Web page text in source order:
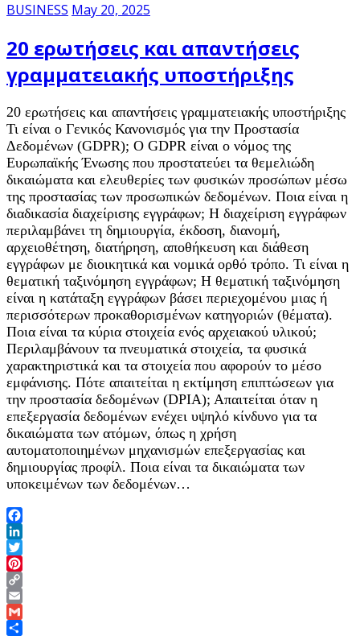
BUSINESS May 20, 2025
20 ερωτήσεις και απαντήσεις
γραμματειακής υποστήριξης
20 ερωτήσεις και απαντήσεις γραμματειακής υποστήριξης
Τι είναι ο Γενικός Κανονισμός για την Προστασία
Δεδομένων (GDPR); Ο GDPR είναι ο νόμος της
Ευρωπαϊκής Ένωσης που προστατεύει τα θεμελιώδη
δικαιώματα και ελευθερίες των φυσικών προσώπων μέσω
της προστασίας των προσωπικών δεδομένων. Ποια είναι η
διαδικασία διαχείρισης εγγράφων; Η διαχείριση εγγράφων
περιλαμβάνει τη δημιουργία, έκδοση, διανομή,
αρχειοθέτηση, διατήρηση, αποθήκευση και διάθεση
εγγράφων με διοικητικά και νομικά ορθό τρόπο. Τι είναι η
θεματική ταξινόμηση εγγράφων; Η θεματική ταξινόμηση
είναι η κατάταξη εγγράφων βάσει περιεχομένου μιας ή
περισσότερων προκαθορισμένων κατηγοριών (θέματα).
Ποια είναι τα κύρια στοιχεία ενός αρχειακού υλικού;
Περιλαμβάνουν τα πνευματικά στοιχεία, τα φυσικά
χαρακτηριστικά και τα στοιχεία που αφορούν το μέσο
εμφάνισης. Πότε απαιτείται η εκτίμηση επιπτώσεων για
την προστασία δεδομένων (DPIA); Απαιτείται όταν η
επεξεργασία δεδομένων ενέχει υψηλό κίνδυνο για τα
δικαιώματα των ατόμων, όπως η χρήση
αυτοματοποιημένων μηχανισμών επεξεργασίας και
δημιουργίας προφίλ. Ποια είναι τα δικαιώματα των
υποκειμένων των δεδομένων…
Facebook
LinkedIn
Twitter
Pinterest
Copy
Link
Email
Gmail